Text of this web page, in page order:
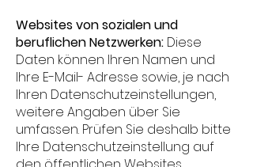
Websites von sozialen und
beruflichen Netzwerken: Diese
Daten können Ihren Namen und
Ihre E-Mail- Adresse sowie, je nach
Ihren Datenschutzeinstellungen,
weitere Angaben über Sie
umfassen. Prüfen Sie deshalb bitte
Ihre Datenschutzeinstellung auf